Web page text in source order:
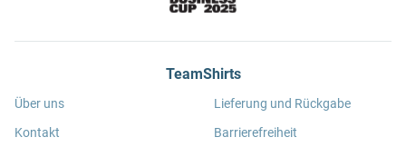
TeamShirts
Über uns
Kontakt
Lieferung und Rückgabe
Barrierefreiheit